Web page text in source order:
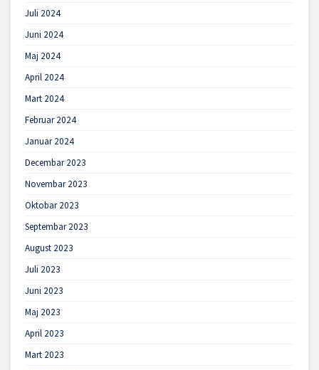
Juli 2024
Juni 2024
Maj 2024
April 2024
Mart 2024
Februar 2024
Januar 2024
Decembar 2023
Novembar 2023
Oktobar 2023
Septembar 2023
August 2023
Juli 2023
Juni 2023
Maj 2023
April 2023
Mart 2023